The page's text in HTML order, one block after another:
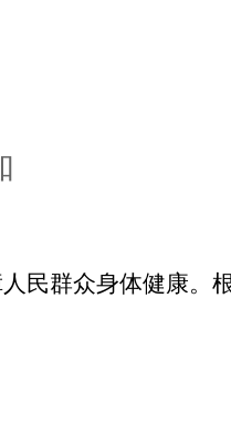
民群众身体健康。